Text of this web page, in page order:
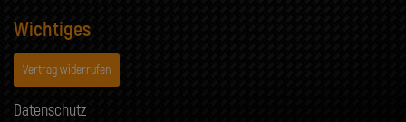
Wichtiges
Vertrag widerrufen
Datenschutz